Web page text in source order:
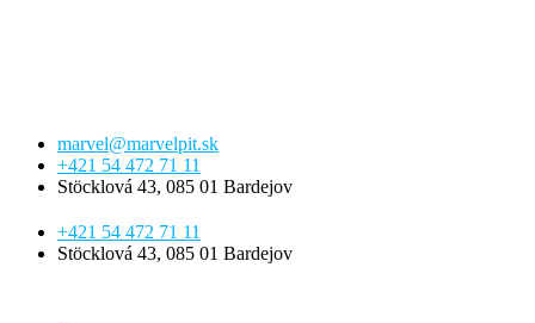
marvel@marvelpit.sk
+421 54 472 71 11
Stöcklová 43, 085 01 Bardejov
+421 54 472 71 11
Stöcklová 43, 085 01 Bardejov